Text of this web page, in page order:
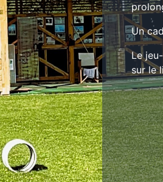
Un
Le
sur le